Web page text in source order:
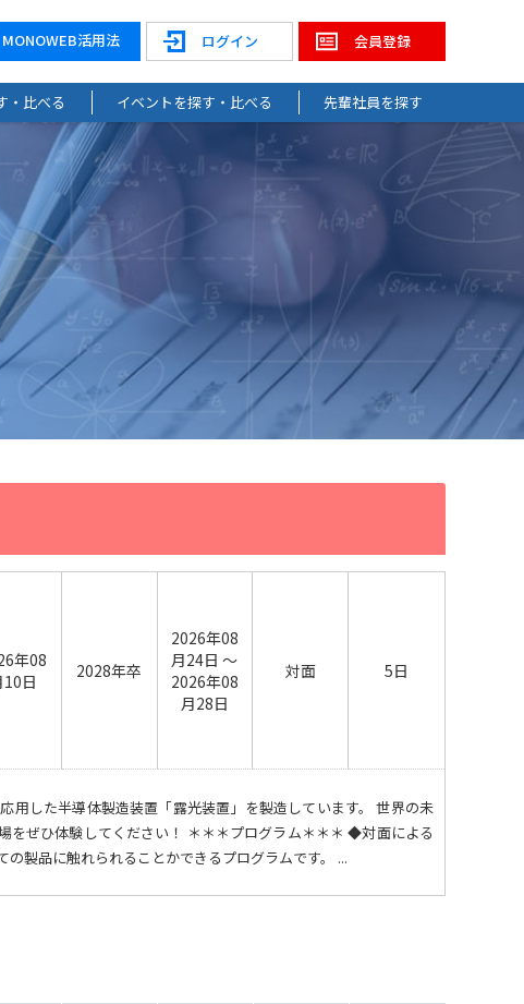
会員登録
ログイン
MONOWEB活用法
・比べる イベントを探す・比べる 先輩社員を探す
年08
10日
2028年卒
2026年08
月24日 ～
2026年08
月28日
対面 5日
用した半導体製造装置「露光装置」を製造しています。 世界の未
をぜひ体験してください！ ＊＊＊プログラム＊＊＊ ◆対面による
製品に触れられることかできるプログラムです。 ...